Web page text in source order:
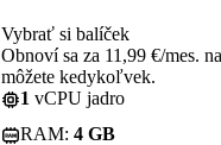
Vybrať si balíček
Obnoví sa za 11,99 €/mes.
môžete kedykoľvek.
1 vCPU jadro
RAM: 4 GB